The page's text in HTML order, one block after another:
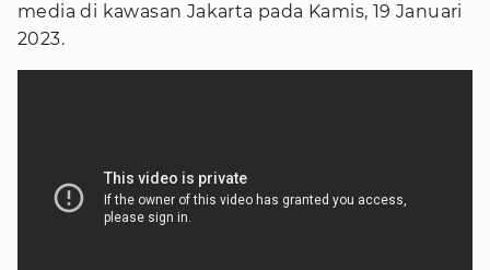
media di kawasan Jakarta pada Kamis, 19 Januari
2023.